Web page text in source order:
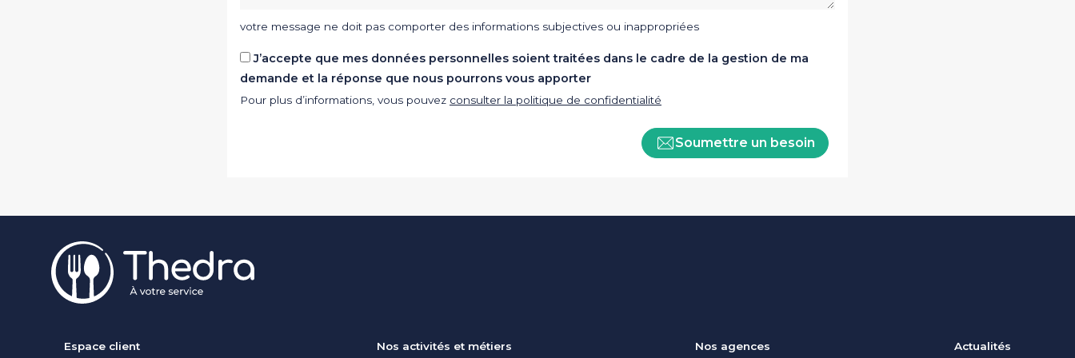
votre message ne doit pas comporter des informations subjectives ou inappropriées
J’accepte que mes données personnelles soient traitées dans le cadre de la gestion de ma
demande et la réponse que nous pourrons vous apporter
Pour plus d’informations, vous pouvez consulter la politique de confidentialité
Soumettre un besoin
Espace client Nos activités et métiers Nos agences Actualités